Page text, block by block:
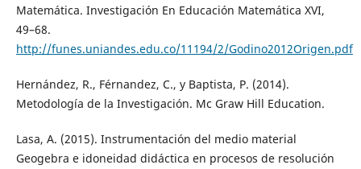
Matemática. Investigación En Educación Matemática XVI,
49–68.
http://funes.uniandes.edu.co/11194/2/Godino2012Origen.pdf
Hernández, R., Férnandez, C., y Baptista, P. (2014).
Metodología de la Investigación. Mc Graw Hill Education.
Lasa, A. (2015). Instrumentación del medio material
Geogebra e idoneidad didáctica en procesos de resolución